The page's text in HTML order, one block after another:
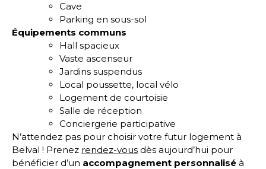
Cave
Parking en sous-sol
Équipements communs
Hall spacieux
Vaste ascenseur
Jardins suspendus
Local poussette, local vélo
Logement de courtoisie
Salle de réception
Conciergerie participative
N’attendez pas pour choisir votre futur logement à
Belval ! Prenez rendez-vous dès aujourd’hui pour
bénéficier d’un accompagnement personnalisé à